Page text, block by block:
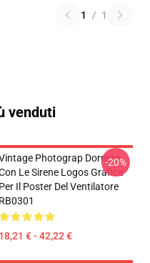
1 / 1
venduti
Photograp Dormire
Le Sirene Logos Grafica
Per Il Poster Del Ventilatore
RB0301
18,21 € - 42,22 €
-20%